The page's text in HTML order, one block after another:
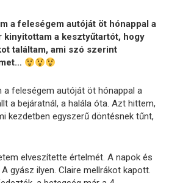
a feleségem autóját öt hónappal a
kinyitottam a kesztyűtartót, hogy
találtam, ami szó szerint
a feleségem autóját öt hónappal a
a bejáratnál, a halála óta. Azt hittem,
kezdetben egyszerű döntésnek tűnt,
elveszítette értelmét. A napok és
gyász ilyen. Claire mellrákot kapott.